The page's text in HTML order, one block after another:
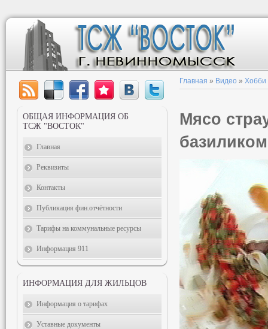
Главная » Видео » Хобби
Мясо
базиликом
ОБЩАЯ ИНФОРМАЦИЯ ОБ
ТСЖ "ВОСТОК"
Главная
Реквизиты
Контакты
Публикация фин.отчётности
Тарифы на коммунальные ресурсы
Информация 911
ИНФОРМАЦИЯ ДЛЯ ЖИЛЬЦОВ
Информация о тарифах
Уставные документы